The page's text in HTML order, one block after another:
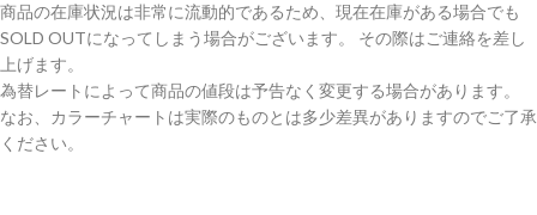
商品の在庫状況は非常に流動的であるため、現在在庫がある場合でも
SOLD OUTになってしまう場合がございます。 その際はご連絡を差し
上げます。
為替レートによって商品の値段は予告なく変更する場合があります。
なお、カラーチャートは実際のものとは多少差異がありますのでご了承
ください。